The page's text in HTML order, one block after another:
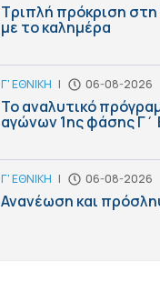
Τριπλή πρόκριση στη
με το καλημέρα
Γ' ΕΘΝΙΚΗ | 06-08-2026
Το αναλυτικό
αγώνων 1ης φάσης Γ΄
Γ' ΕΘΝΙΚΗ | 06-08-2026
Ανανέωση και